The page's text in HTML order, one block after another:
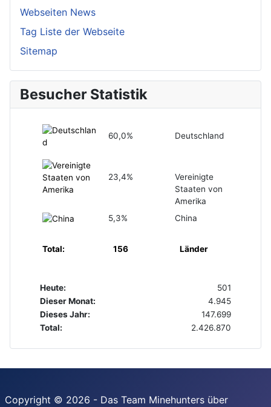
Webseiten News
Tag Liste der Webseite
Sitemap
Besucher Statistik
60,0% Deutschland
23,4%
Vereinigte
Staaten von
Amerika
5,3%
China
Total: 156 Länder
Heute:
501
Dieser Monat:
4.945
Dieses Jahr:
147.699
Total:
2.426.870
Copyright © 2026 - Das Team Minehunters über